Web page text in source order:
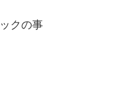
クの事